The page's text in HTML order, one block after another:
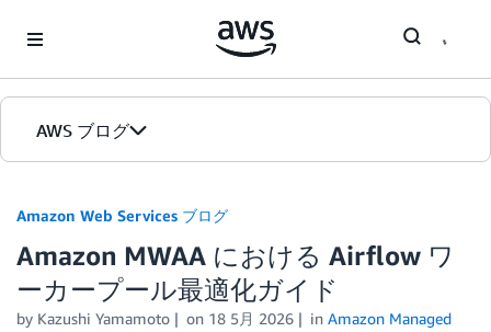
AWS ブログ
カテゴリ
エディション
Amazon Web Services ブログ
Amazon MWAA における Airflow ワ
ーカープール最適化ガイド
by Kazushi Yamamoto on 18 5月 2026 in Amazon Managed